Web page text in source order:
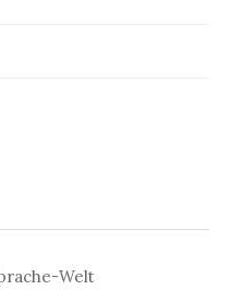
Welt